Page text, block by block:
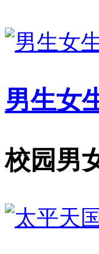
男生女
校园男